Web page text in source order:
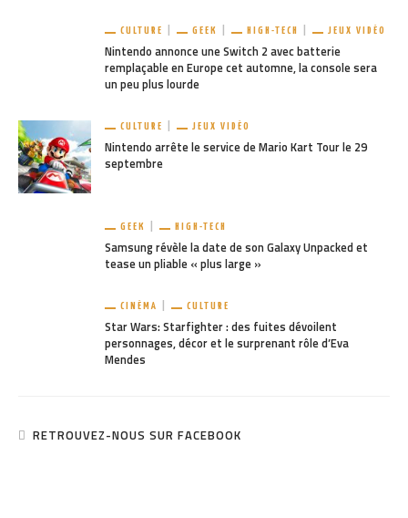
CULTURE GEEK HIGH-TECH JEUX VIDÉO
Nintendo annonce une Switch 2 avec batterie
remplaçable en Europe cet automne, la console sera
un peu plus lourde
CULTURE JEUX VIDÉO
Nintendo arrête le service de Mario Kart Tour le 29
septembre
GEEK HIGH-TECH
Samsung révèle la date de son Galaxy Unpacked et
tease un pliable « plus large »
CINÉMA CULTURE
Star Wars: Starfighter : des fuites dévoilent
personnages, décor et le surprenant rôle d’Eva
Mendes
RETROUVEZ-NOUS SUR FACEBOOK